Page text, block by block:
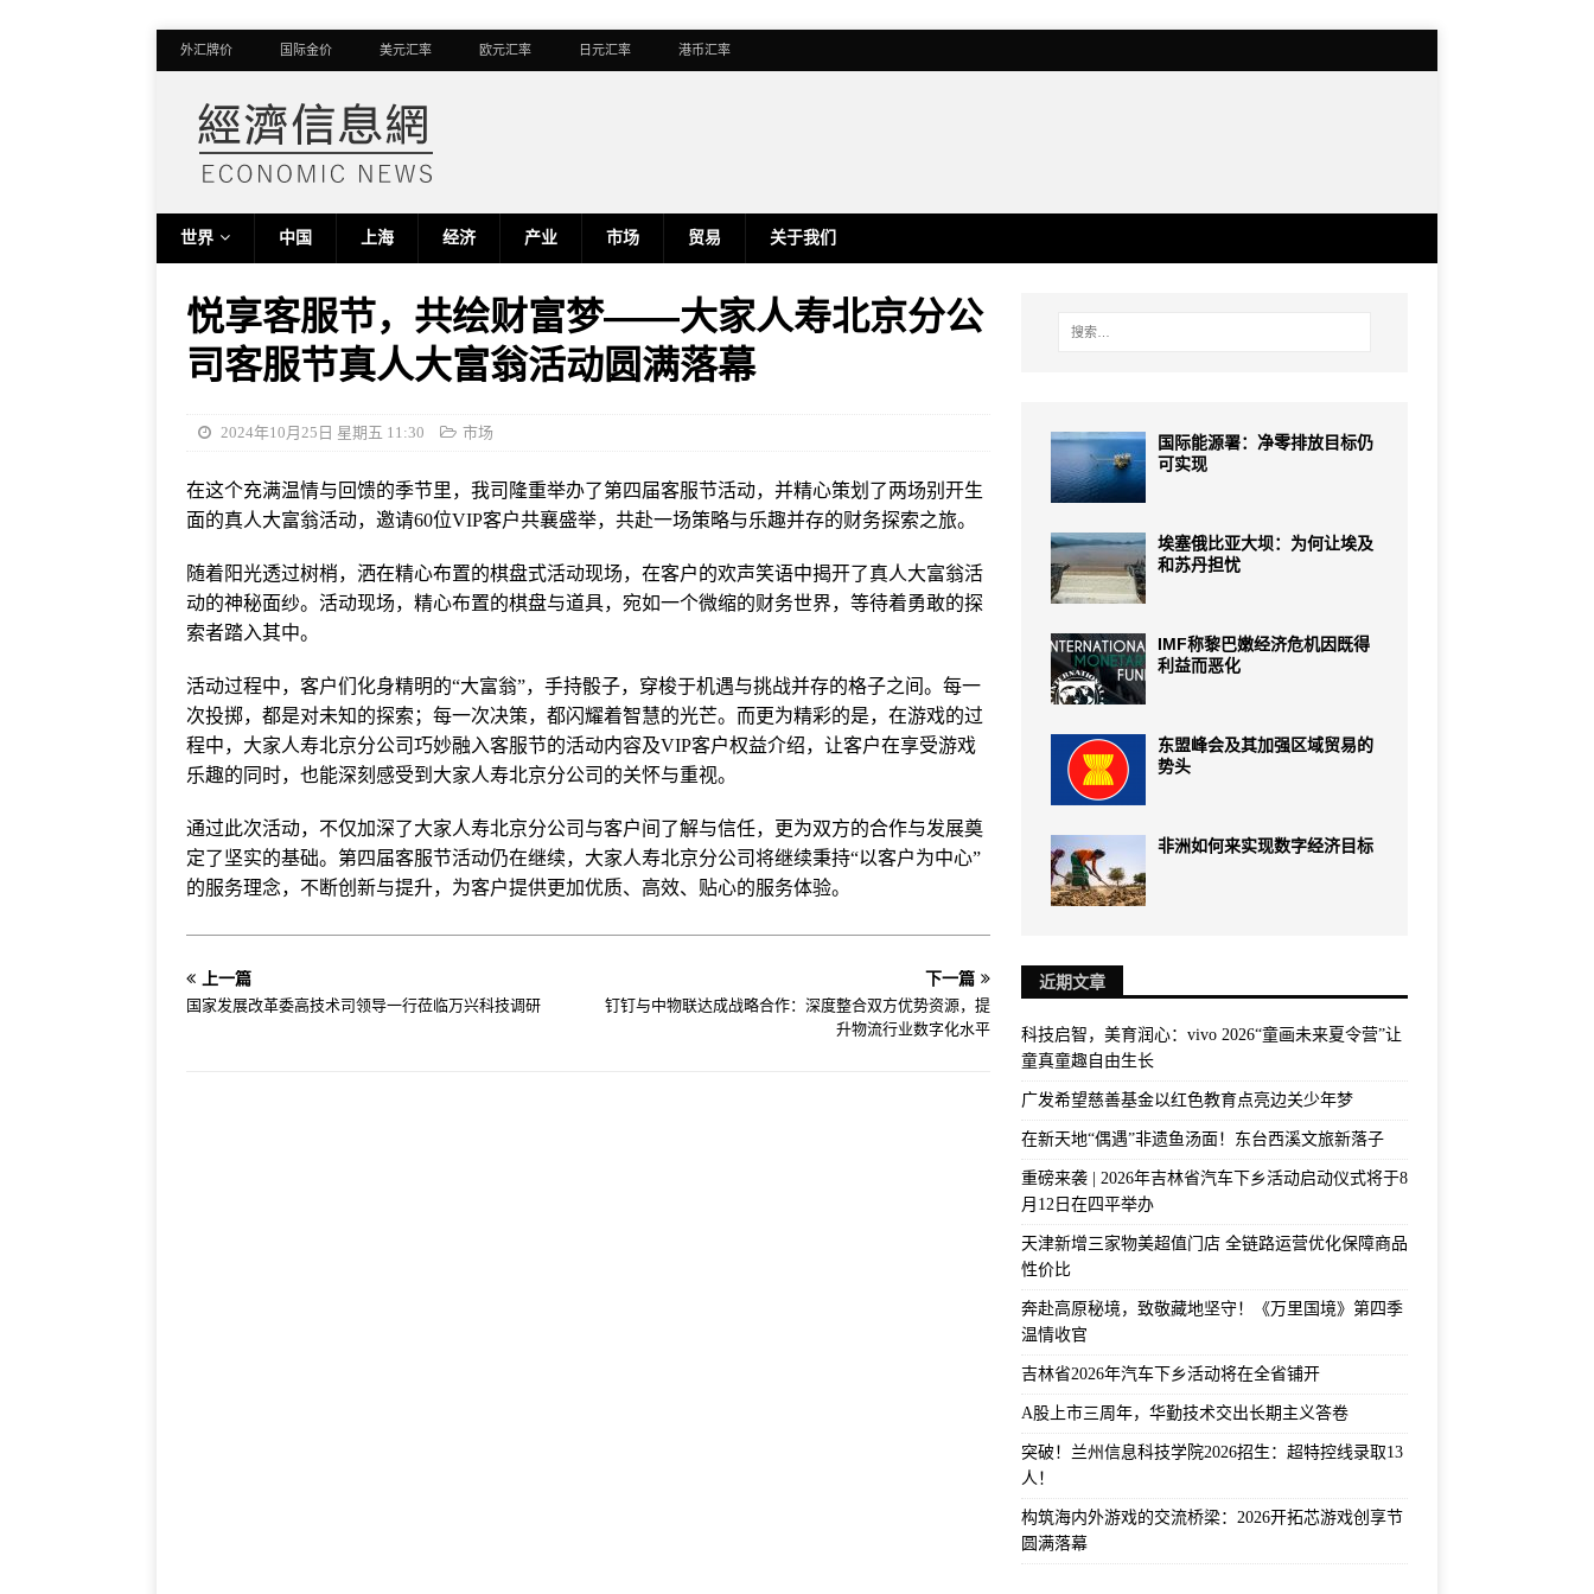
外汇牌价 国际金价 美元汇率 欧元汇率 日元汇率 港币汇率
世界 中国 上海 经济 产业 市场 贸易 关于我们
悦享客服节，共绘财富梦——大家人寿北京分公
司客服节真人大富翁活动圆满落幕
2024年10月25日 星期五 11:30 市场
在这个充满温情与回馈的季节里，我司隆重举办了第四届客服节活动，并精心策划了两场别开生
面的真人大富翁活动，邀请60位VIP客户共襄盛举，共赴一场策略与乐趣并存的财务探索之旅。
随着阳光透过树梢，洒在精心布置的棋盘式活动现场，在客户的欢声笑语中揭开了真人大富翁活
动的神秘面纱。活动现场，精心布置的棋盘与道具，宛如一个微缩的财务世界，等待着勇敢的探
索者踏入其中。
活动过程中，客户们化身精明的“大富翁”，手持骰子，穿梭于机遇与挑战并存的格子之间。每一
次投掷，都是对未知的探索；每一次决策，都闪耀着智慧的光芒。而更为精彩的是，在游戏的过
程中，大家人寿北京分公司巧妙融入客服节的活动内容及VIP客户权益介绍，让客户在享受游戏
乐趣的同时，也能深刻感受到大家人寿北京分公司的关怀与重视。
通过此次活动，不仅加深了大家人寿北京分公司与客户间了解与信任，更为双方的合作与发展奠
定了坚实的基础。第四届客服节活动仍在继续，大家人寿北京分公司将继续秉持“以客户为中心”
的服务理念，不断创新与提升，为客户提供更加优质、高效、贴心的服务体验。
上一篇
国家发展改革委高技术司领导一行莅临万兴科技调研
下一篇
钉钉与中物联达成战略合作：深度整合双方优势资源，提
升物流行业数字化水平
国际能源署：净零排放目标仍
可实现
埃塞俄比亚大坝：为何让埃及
和苏丹担忧
IMF称黎巴嫩经济危机因既得
利益而恶化
东盟峰会及其加强区域贸易的
势头
非洲如何来实现数字经济目标
近期文章
科技启智，美育润心：vivo 2026“童画未来夏令营”让
童真童趣自由生长
广发希望慈善基金以红色教育点亮边关少年梦
在新天地“偶遇”非遗鱼汤面！东台西溪文旅新落子
重磅来袭 | 2026年吉林省汽车下乡活动启动仪式将于8
月12日在四平举办
天津新增三家物美超值门店 全链路运营优化保障商品
性价比
奔赴高原秘境，致敬藏地坚守！《万里国境》第四季
温情收官
吉林省2026年汽车下乡活动将在全省铺开
A股上市三周年，华勤技术交出长期主义答卷
突破！兰州信息科技学院2026招生：超特控线录取13
人！
构筑海内外游戏的交流桥梁：2026开拓芯游戏创享节
圆满落幕